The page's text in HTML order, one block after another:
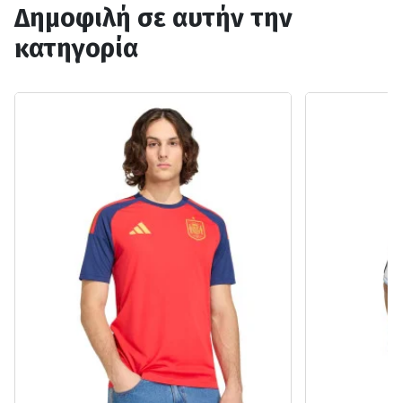
Δημοφιλή σε αυτήν την
κατηγορία